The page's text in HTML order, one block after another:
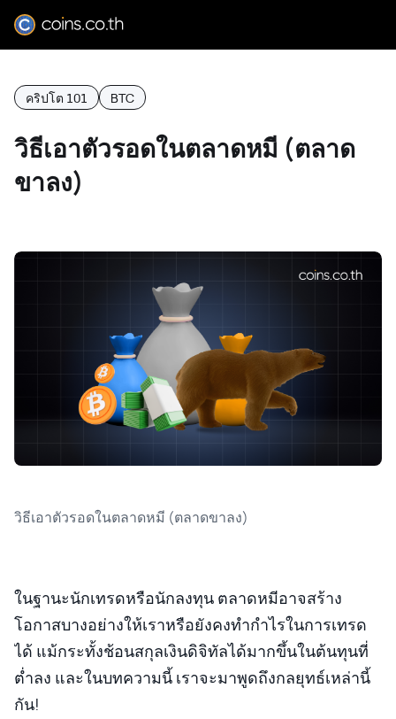
คริปโต 101 BTC
วิธีเอาตัวรอดในตลาดหมี (ตลาด
ขาลง)
วิธีเอาตัวรอดในตลาดหมี (ตลาดขาลง)
ในฐานะนักเทรดหรือนักลงทุน ตลาดหมีอาจสร้าง
โอกาสบางอย่างให้เราหรือยังคงทำกำไรในการเทรด
ได้ แม้กระทั้งช้อนสกุลเงินดิจิทัลได้มากขึ้นในต้นทุนที่
ต่ำลง และในบทความนี้ เราจะมาพูดถึงกลยุทธ์เหล่านี้
กัน!